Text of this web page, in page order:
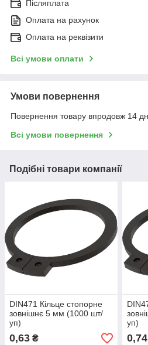
Післяплата
Оплата на рахунок
Оплата на реквізити
Всі умови оплати
Умови повернення
Повернення товару впродовж 14
Всі умови повернення
Подібні товари компанії
DIN471 Кільце стопорне
зовнішнє 5 мм (1000 шт/
уп)
0,63 ₴
уп)
0,74